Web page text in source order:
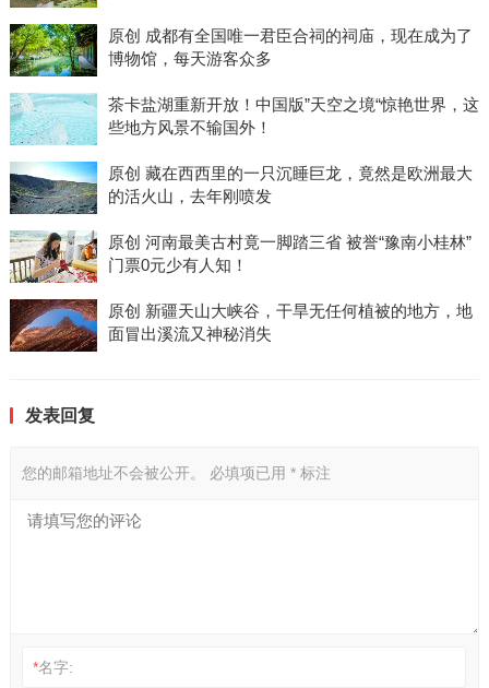
原创 成都有全国唯一君臣合祠的祠庙，现在成为了
博物馆，每天游客众多
茶卡盐湖重新开放！中国版”天空之境“惊艳世界，这
些地方风景不输国外！
原创 藏在西西里的一只沉睡巨龙，竟然是欧洲最大
的活火山，去年刚喷发
原创 河南最美古村竟一脚踏三省 被誉“豫南小桂林”
门票0元少有人知！
原创 新疆天山大峡谷，干旱无任何植被的地方，地
面冒出溪流又神秘消失
发表回复
您的邮箱地址不会被公开。 必填项已用 *标注
*名字: